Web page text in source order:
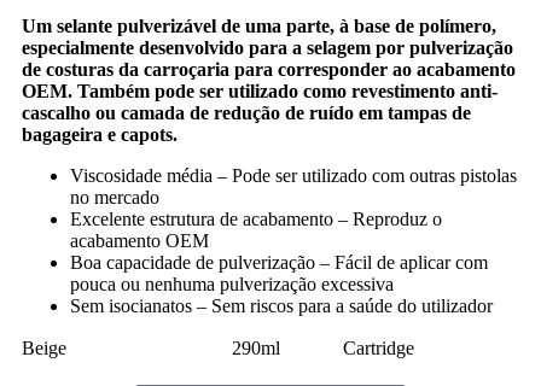
Um selante pulverizável de uma parte, à base de polímero,
especialmente desenvolvido para a selagem por pulverização
de costuras da carroçaria para corresponder ao acabamento
OEM. Também pode ser utilizado como revestimento anti-
cascalho ou camada de redução de ruído em tampas de
bagageira e capots.
Viscosidade média – Pode ser utilizado com outras pistolas
no mercado
Excelente estrutura de acabamento – Reproduz o
acabamento OEM
Boa capacidade de pulverização – Fácil de aplicar com
pouca ou nenhuma pulverização excessiva
Sem isocianatos – Sem riscos para a saúde do utilizador
Beige 290ml Cartridge